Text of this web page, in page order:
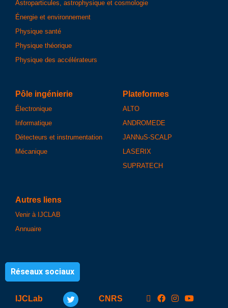
Astroparticules, astrophysique et cosmologie
Énergie et environnement
Physique santé
Physique théorique
Physique des accélérateurs
Pôle ingénierie
Électronique
Informatique
Détecteurs et instrumentation
Mécanique
Plateformes
ALTO
ANDROMEDE
JANNuS-SCALP
LASERIX
SUPRATECH
Autres liens
Venir à IJCLAB
Annuaire
Réseaux sociaux
IJCLab CNRS